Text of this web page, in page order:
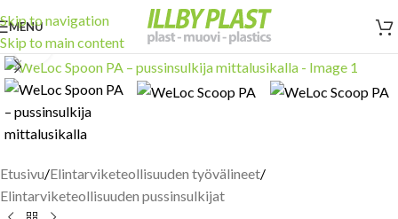
Skip to navigation
Skip to main content
MENU
Click to enlarge
Etusivu/Elintarviketeollisuuden työvälineet/
Elintarviketeollisuuden pussinsulkijat